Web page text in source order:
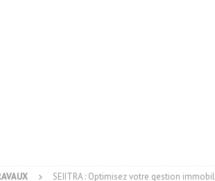
SEIITRA : Optimisez votre gestion